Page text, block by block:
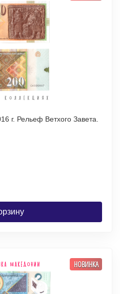
г. Рельеф Ветхого Завета.
НОВИНКА